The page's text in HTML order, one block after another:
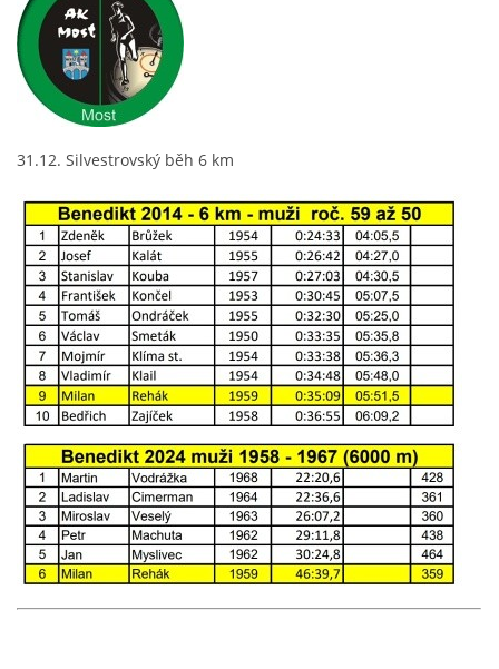
31.12. Silvestrovský běh 6 km